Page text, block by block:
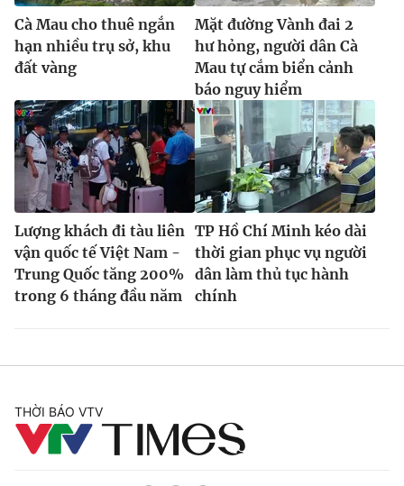
Cà Mau cho thuê ngắn
hạn nhiều trụ sở, khu
đất vàng
Mặt đường Vành đai 2
hư hỏng, người dân Cà
Mau tự cắm biển cảnh
báo nguy hiểm
Lượng khách đi tàu liên
vận quốc tế Việt Nam -
Trung Quốc tăng 200%
trong 6 tháng đầu năm
TP Hồ Chí Minh kéo dài
thời gian phục vụ người
dân làm thủ tục hành
chính
THỜI BÁO VTV